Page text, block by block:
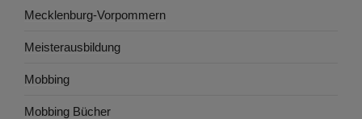
Mecklenburg-Vorpommern
Meisterausbildung
Mobbing
Mobbing Bücher